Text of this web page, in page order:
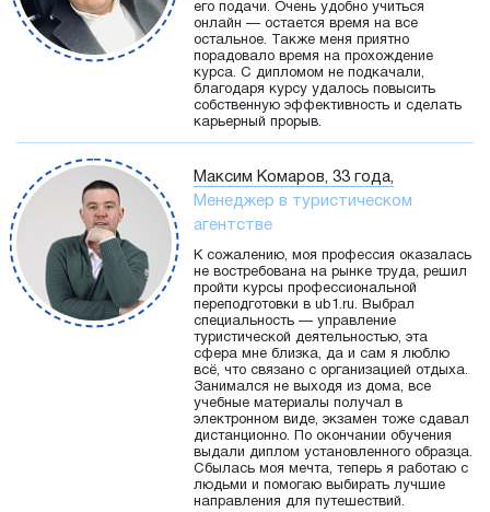
его подачи. Очень удобно учиться
онлайн — остается время на все
остальное. Также меня приятно
порадовало время на прохождение
курса. С дипломом не подкачали,
благодаря курсу удалось повысить
собственную эффективность и сделать
карьерный прорыв.
Максим Комаров, 33 года,
Менеджер в туристическом
агентстве
К сожалению, моя профессия оказалась
не востребована на рынке труда, решил
пройти курсы профессиональной
переподготовки в ub1.ru. Выбрал
специальность — управление
туристической деятельностью, эта
сфера мне близка, да и сам я люблю
всё, что связано с организацией отдыха.
Занимался не выходя из дома, все
учебные материалы получал в
электронном виде, экзамен тоже сдавал
дистанционно. По окончании обучения
выдали диплом установленного образца.
Сбылась моя мечта, теперь я работаю с
людьми и помогаю выбирать лучшие
направления для путешествий.